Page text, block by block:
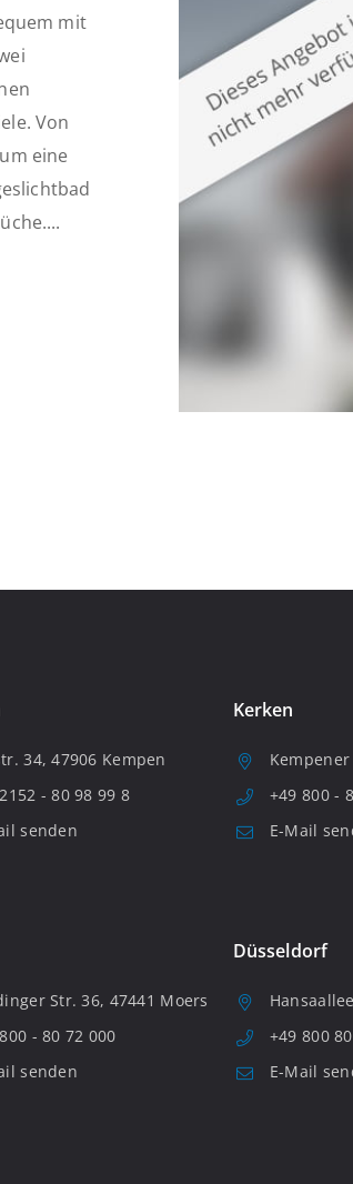
mit
Von
eine
34, 47906 Kempen
- 80 98 99 8
senden
Kerken
+49 800 -
E-Mail
Str. 36, 47441 Moers
- 80 72 000
senden
Düsseldorf
+49 800
E-Mail